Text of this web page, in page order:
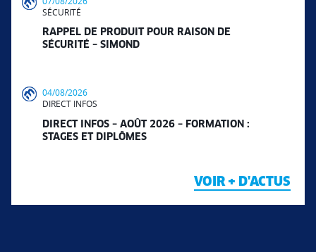
SÉCURITÉ
RAPPEL DE PRODUIT POUR RAISON DE
SÉCURITÉ – SIMOND
04/08/2026
DIRECT INFOS
DIRECT INFOS – AOÛT 2026 – FORMATION :
STAGES ET DIPLÔMES
VOIR + D'ACTUS